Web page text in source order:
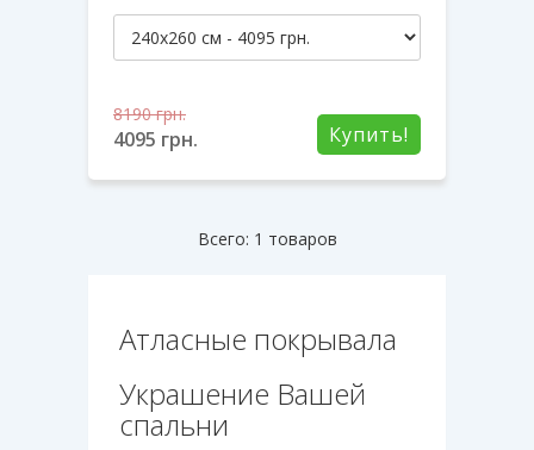
Купить!
8190грн.
4095 грн.
Всего: 1 товаров
Атласные покрывала
Украшение Вашей
спальни